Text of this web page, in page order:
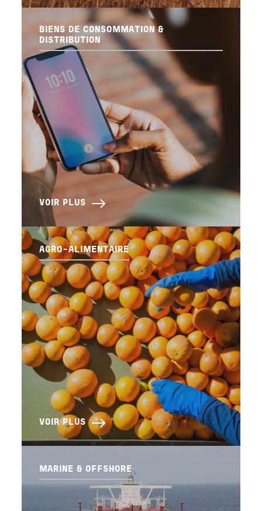
BIENS DE CONSOMMATION &
DISTRIBUTION
VOIR PLUS
AGRO-ALIMENTAIRE
VOIR PLUS
MARINE & OFFSHORE